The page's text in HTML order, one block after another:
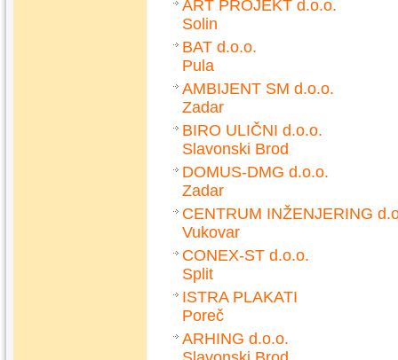
ART PROJEKT d.o.o.
Solin
BAT d.o.o.
Pula
AMBIJENT SM d.o.o.
Zadar
BIRO ULIČNI d.o.o.
Slavonski Brod
DOMUS-DMG d.o.o.
Zadar
CENTRUM INŽENJERING
Vukovar
CONEX-ST d.o.o.
Split
ISTRA PLAKATI
Poreč
ARHING d.o.o.